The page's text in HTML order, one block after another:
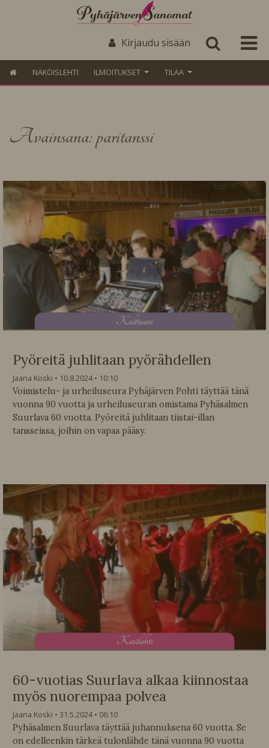
Kirjaudu sisään
NÄKÖISLEHTI ILMOITUKSET TILAA
Avainsana: paritanssi
Kulttuuri
Pyöreitä juhlitaan pyörähdellen
Jaana Koski 10.8.2024
10:10
Voimistelu- ja urheiluseura Pyhäjärven Pohti täyttää tänä
vuonna 90 vuotta ja urheiluseuran omistama Pyhäsalmen
Suurlava 60 vuotta. Pyöreitä juhlitaan tiistai-illan
tansseissa, joihin on vapaa pääsy.
Kesälehti
60-vuotias Suurlava alkaa kiinnostaa
myös nuorempaa polvea
Jaana Koski 31.5.2024
06:10
Pyhäsalmen Suurlava täyttää juhannuksena 60 vuotta. Se
on edelleenkin tärkeä tulonlähde tänä vuonna 90 vuotta